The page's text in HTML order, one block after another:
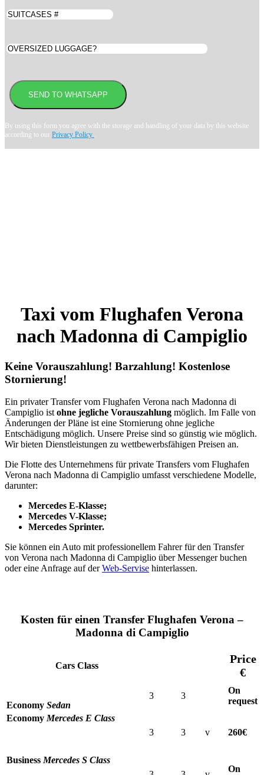
By using this form you agree with the storage and handling of your data by this website
according to our Privacy Policy
Taxi vom Flughafen Verona
nach Madonna di Campiglio
Keine Vorauszahlung! Barzahlung! Kostenlose
Stornierung!
Ein privater Transfer vom Flughafen Verona nach Madonna di
Campiglio ist ohne jegliche Vorauszahlung möglich. Im Falle von
Änderungen der Pläne ist eine Stornierung ohne jegliche
Entschädigung möglich. Unsere Preise sind so günstig wie möglich.
Wir bieten Dienstleistungen zu wettbewerbsfähigen Preisen an.
Die Flotte des Unternehmens für private Transfers vom Flughafen
Verona nach Madonna di Campiglio umfasst verschiedene Modelle,
darunter:
Mercedes E-Klasse;
Mercedes V-Klasse;
Mercedes Sprinter.
Sie können ein Auto mit professionellem Fahrer für den Transfer
von Verona nach Madonna di Campiglio über Messenger buchen
oder eine Anfrage auf derWeb-Servise hinterlassen.
Kosten für einen Transfer Flughafen Verona –
Madonna di Campiglio
Cars Class
Price
€
Economy Sedan
3 3
On
request
Economy Mercedes E Class
3
3 v 260€
Business Mercedes S Class
On